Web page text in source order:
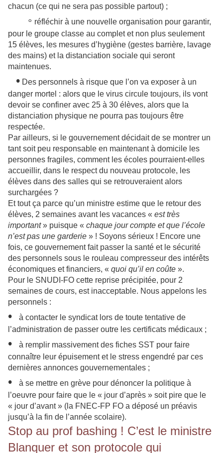
chacun (ce qui ne sera pas possible partout) ;
◦ réfléchir à une nouvelle organisation pour garantir,
pour le groupe classe au complet et non plus seulement
15 élèves, les mesures d’hygiène (gestes barrière, lavage
des mains) et la distanciation sociale qui seront
maintenues.
• Des personnels à risque que l’on va exposer à un
danger mortel : alors que le virus circule toujours, ils vont
devoir se confiner avec 25 à 30 élèves, alors que la
distanciation physique ne pourra pas toujours être
respectée.
Par ailleurs, si le gouvernement décidait de se montrer un
tant soit peu responsable en maintenant à domicile les
personnes fragiles, comment les écoles pourraient-elles
accueillir, dans le respect du nouveau protocole, les
élèves dans des salles qui se retrouveraient alors
surchargées ?
Et tout ça parce qu’un ministre estime que le retour des
élèves, 2 semaines avant les vacances « est très
important» puisque « chaque jour compte et que l’école
n’est pas une garderie » ! Soyons sérieux ! Encore une
fois, ce gouvernement fait passer la santé et le sécurité
des personnels sous le rouleau compresseur des intérêts
économiques et financiers, « quoi qu’il en coûte ».
Pour le SNUDI-FO cette reprise précipitée, pour 2
semaines de cours, est inacceptable. Nous appelons les
personnels :
•
à contacter le syndicat lors de toute tentative de
l’administration de passer outre les certificats médicaux ;
•
à remplir massivement des fiches SST pour faire
connaître leur épuisement et le stress engendré par ces
dernières annonces gouvernementales ;
•
à se mettre en grève pour dénoncer la politique à
l’oeuvre pour faire que le « jour d’après » soit pire que le
« jour d’avant » (la FNEC-FP FO a déposé un préavis
jusqu’à la fin de l’année scolaire).
Stop au prof bashing ! C’est le ministre
Blanquer et son protocole qui